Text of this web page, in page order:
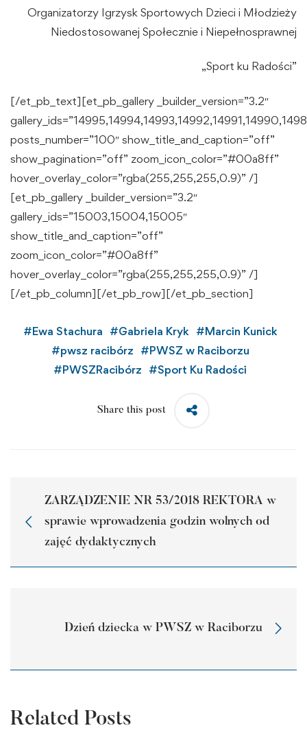
Organizatorzy Igrzysk Sportowych Dzieci i Młodzieży
Niedostosowanej Społecznie i Niepełnosprawnej
„Sport ku Radości”
[/et_pb_text][et_pb_gallery _builder_version=”3.2″
posts_number=”100″ show_title_and_caption=”off”
show_pagination=”off” zoom_icon_color=”#00a8ff”
hover_overlay_color=”rgba(255,255,255,0.9)” /]
[et_pb_gallery _builder_version=”3.2″
gallery_ids=”15003,15004,15005″
show_title_and_caption=”off”
zoom_icon_color=”#00a8ff”
hover_overlay_color=”rgba(255,255,255,0.9)” /]
[/et_pb_column][/et_pb_row][/et_pb_section]
#Ewa Stachura #Gabriela Kryk #Marcin Kunick
#pwsz racibórz #PWSZ w Raciborzu
#PWSZRacibórz #Sport Ku Radości
Share this post
ZARZĄDZENIE NR 53/2018 REKTORA w
sprawie wprowadzenia godzin wolnych od
zajęć dydaktycznych
Dzień dziecka w PWSZ w Raciborzu
Related Posts